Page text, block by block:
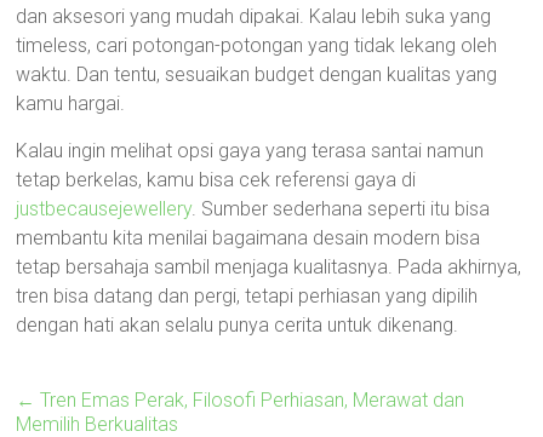
dan aksesori yang mudah dipakai. Kalau lebih suka yang
timeless, cari potongan-potongan yang tidak lekang oleh
waktu. Dan tentu, sesuaikan budget dengan kualitas yang
kamu hargai.
Kalau ingin melihat opsi gaya yang terasa santai namun
tetap berkelas, kamu bisa cek referensi gaya di
justbecausejewellery. Sumber sederhana seperti itu bisa
membantu kita menilai bagaimana desain modern bisa
tetap bersahaja sambil menjaga kualitasnya. Pada akhirnya,
tren bisa datang dan pergi, tetapi perhiasan yang dipilih
dengan hati akan selalu punya cerita untuk dikenang.
← Tren Emas Perak, Filosofi Perhiasan, Merawat dan
Memilih Berkualitas